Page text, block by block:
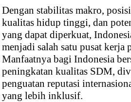
Dengan stabilitas makro,
kualitas hidup tinggi, dan
yang dapat diperkuat,
menjadi salah satu pusat kerja
Manfaatnya bagi Indonesia
peningkatan kualitas SDM,
penguatan reputasi
yang lebih inklusif.